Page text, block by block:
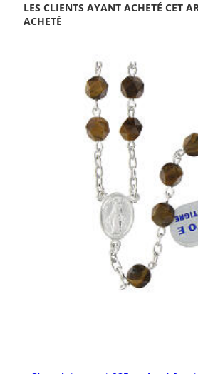
LES CLIENTS AYANT ACHETÉ CET
ACHETÉ